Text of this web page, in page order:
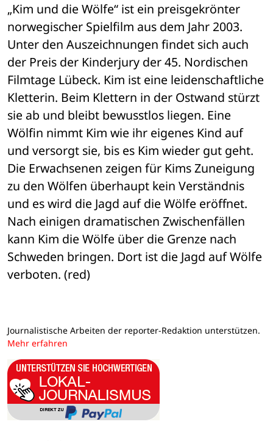
„Kim und die Wölfe“ ist ein preisgekrönter
norwegischer Spielfilm aus dem Jahr 2003.
Unter den Auszeichnungen findet sich auch
der Preis der Kinderjury der 45. Nordischen
Filmtage Lübeck. Kim ist eine leidenschaftliche
Kletterin. Beim Klettern in der Ostwand stürzt
sie ab und bleibt bewusstlos liegen. Eine
Wölfin nimmt Kim wie ihr eigenes Kind auf
und versorgt sie, bis es Kim wieder gut geht.
Die Erwachsenen zeigen für Kims Zuneigung
zu den Wölfen überhaupt kein Verständnis
und es wird die Jagd auf die Wölfe eröffnet.
Nach einigen dramatischen Zwischenfällen
kann Kim die Wölfe über die Grenze nach
Schweden bringen. Dort ist die Jagd auf Wölfe
verboten. (red)
Journalistische Arbeiten der reporter-Redaktion unterstützen.
Mehr erfahren